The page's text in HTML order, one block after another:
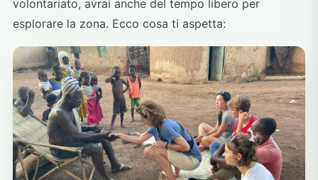
volontariato, avrai anche del tempo libero per
esplorare la zona. Ecco cosa ti aspetta: